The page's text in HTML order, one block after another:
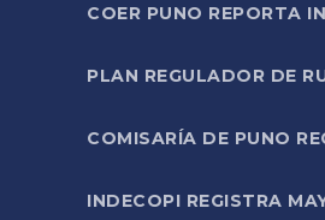
COER PUNO REPORTA
PLAN REGULADOR DE
COMISARÍA DE PUNO
INDECOPI REGISTRA